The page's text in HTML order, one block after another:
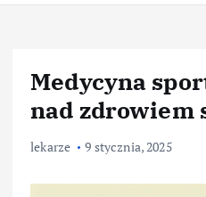
t
Medycyna
nad zdrowiem
lekarze 9 stycznia, 2025